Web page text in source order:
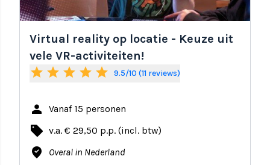
Virtual reality op locatie - Keuze uit
vele VR-activiteiten!
star star star star star 9.5/10 (11 reviews)
person Vanaf 15 personen
local_offer v.a. € 29,50 p.p. (incl. btw)
where_to_vote Overal in Nederland